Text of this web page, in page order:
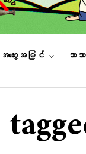
အတွေးအမြင် ဘာသ